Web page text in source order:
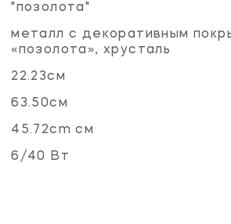
"позолота"
металл с декоративным
«позолота», хрусталь
22.23см
63.50см
45.72cm см
6/40 Вт